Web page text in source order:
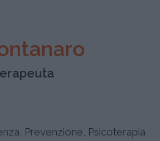
Prevenzione, Psicoterapia